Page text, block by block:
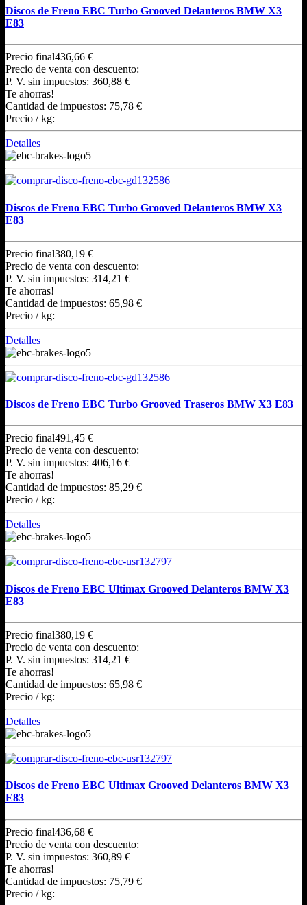
Discos de Freno EBC Turbo Grooved Delanteros BMW X3
E83
Precio final436,66 €
Precio de venta con descuento:
P. V. sin impuestos: 360,88 €
Te ahorras!
Cantidad de impuestos: 75,78 €
Precio / kg:
Detalles
Discos de Freno EBC Turbo Grooved Delanteros BMW X3
E83
Precio final380,19 €
Precio de venta con descuento:
P. V. sin impuestos: 314,21 €
Te ahorras!
Cantidad de impuestos: 65,98 €
Precio / kg:
Detalles
Discos de Freno EBC Turbo Grooved Traseros BMW X3 E83
Precio final491,45 €
Precio de venta con descuento:
P. V. sin impuestos: 406,16 €
Te ahorras!
Cantidad de impuestos: 85,29 €
Precio / kg:
Detalles
Discos de Freno EBC Ultimax Grooved Delanteros BMW X3
E83
Precio final380,19 €
Precio de venta con descuento:
P. V. sin impuestos: 314,21 €
Te ahorras!
Cantidad de impuestos: 65,98 €
Precio / kg:
Detalles
Discos de Freno EBC Ultimax Grooved Delanteros BMW X3
E83
Precio final436,68 €
Precio de venta con descuento:
P. V. sin impuestos: 360,89 €
Te ahorras!
Cantidad de impuestos: 75,79 €
Precio / kg: